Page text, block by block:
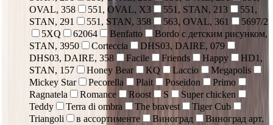
OVAL, 358
551, OVAL, X3 551, STAN, 213
551,
STAN, 291
551, STAN, 358 563, OVAL, 361
5697/2
5XQ
62064 Benfatto
Bordo с детским рисунком,
STAN, 3950
Corteccia
DHS03, DAIRE, 079
DHS03, DAIRE, 358
Facile Friends Happy
HD1,
STAN, 157
Honey Bear KQ Laccio
Megapolis
Mickey Star
Pecorella Plait Poseidon
Primo
Ragnatela
Romance Roost S
Super chicken
Teddy
Terra di ombra The bravest
Tiger Cub
Triangoli
в ассортименте Виноград
Виноград арт.